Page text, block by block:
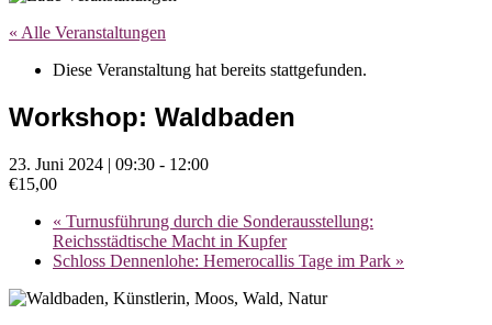
« Alle Veranstaltungen
Diese Veranstaltung hat bereits stattgefunden.
Workshop: Waldbaden
23. Juni 2024 | 09:30 - 12:00
€15,00
« Turnusführung durch die Sonderausstellung:
Reichsstädtische Macht in Kupfer
Schloss Dennenlohe: Hemerocallis Tage im Park »